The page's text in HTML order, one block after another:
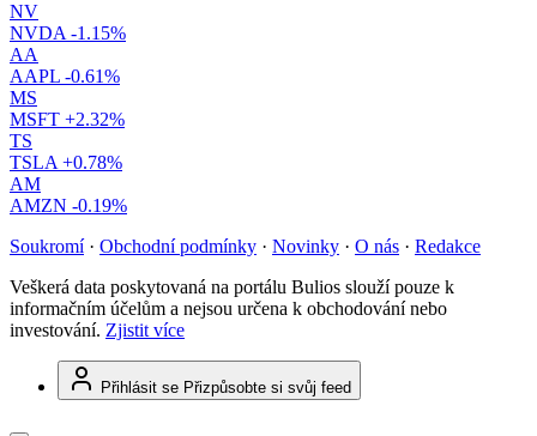
NV
NVDA -1.15%
AA
AAPL -0.61%
MS
MSFT +2.32%
TS
TSLA +0.78%
AM
AMZN -0.19%
Soukromí · Obchodní podmínky · Novinky · O nás · Redakce
Veškerá data poskytovaná na portálu Bulios slouží pouze k
informačním účelům a nejsou určena k obchodování nebo
investování. Zjistit více
Přihlásit se Přizpůsobte si svůj feed